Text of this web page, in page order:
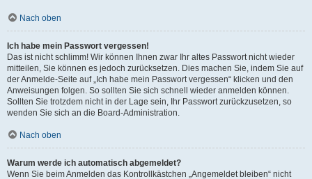
Nach oben
Ich habe mein Passwort vergessen!
Das ist nicht schlimm! Wir können Ihnen zwar Ihr altes Passwort nicht wieder
mitteilen, Sie können es jedoch zurücksetzen. Dies machen Sie, indem Sie auf
der Anmelde-Seite auf „Ich habe mein Passwort vergessen“ klicken und den
Anweisungen folgen. So sollten Sie sich schnell wieder anmelden können.
Sollten Sie trotzdem nicht in der Lage sein, Ihr Passwort zurückzusetzen, so
wenden Sie sich an die Board-Administration.
Nach oben
Warum werde ich automatisch abgemeldet?
Wenn Sie beim Anmelden das Kontrollkästchen „Angemeldet bleiben“ nicht